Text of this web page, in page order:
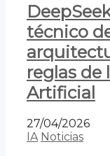
técnico
reglas de
Artificial
27/04/2026
IA Noticias